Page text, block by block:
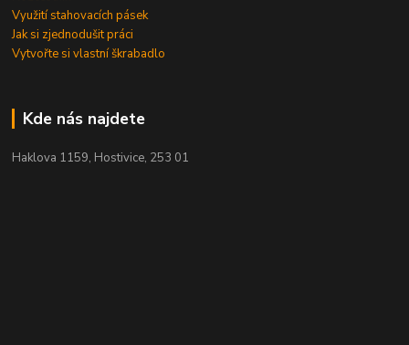
Využití stahovacích pásek
Jak si zjednodušit práci
Vytvořte si vlastní škrabadlo
Kde nás najdete
Haklova 1159, Hostivice, 253 01